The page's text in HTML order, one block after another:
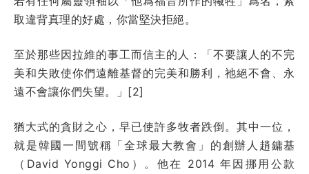
取違背真理的好處，你當堅決拒絕。
至於那些因拉維的事工而信主的人：「不要讓人的不完
美和失敗使你們遠離基督的完美和勝利，祂絕不會、永
遠不會讓你們失望。」[2]
猶大式的貪財之心，早已使許多牧者跌倒。其中一位，
就是韓國一間號稱「全球最大教會」的創辦人趙鏞基
（David Yonggi Cho）。他在 2014 年因挪用公款